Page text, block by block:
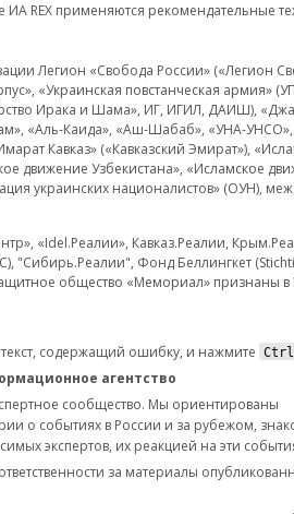
REX применяются рекомендательные
Легион «Свобода России» («Легион
«Украинская повстанческая армия»
Ирака и Шама», ИГ, ИГИЛ, ДАИШ),
«Аль-Каида», «Аш-Шабаб», «УНА-
Кавказ» («Кавказский Эмират»),
движение Узбекистана», «Исламское
украинских националистов» (ОУН),
«Idel.Реалии», Кавказ.Реалии,
"Сибирь.Реалии", Фонд Беллингкет
общество «Мемориал» признаны в
содержащий ошибку, и нажмите Ctrl
агентство
сообщество. Мы ориентированы
о событиях в России и за рубежом,
экспертов, их реакцией на эти
за материалы